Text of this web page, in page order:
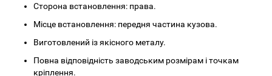
Сторона встановлення: права.
Місце встановлення: передня частина кузова.
Виготовлений із якісного металу.
Повна відповідність заводським розмірам і точкам
кріплення.